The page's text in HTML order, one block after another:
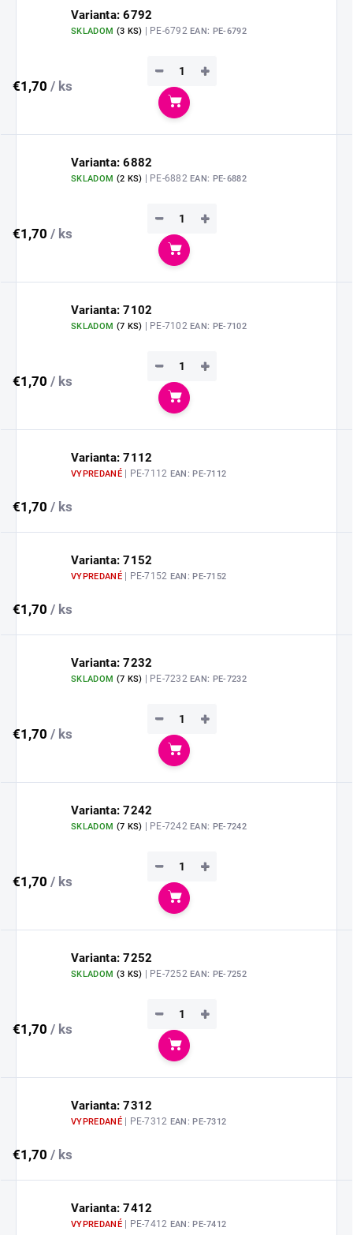
Varianta: 6792
SKLADOM (3 KS) | PE-6792EAN: PE-6792
€1,70 / ks
+
−
Do košíka
Varianta: 6882
SKLADOM (2 KS) | PE-6882EAN: PE-6882
€1,70 / ks
+
−
Do košíka
Varianta: 7102
SKLADOM (7 KS) | PE-7102EAN: PE-7102
€1,70 / ks
+
−
Do košíka
Varianta: 7112
VYPREDANÉ | PE-7112 EAN: PE-7112
€1,70 / ks
Varianta: 7152
VYPREDANÉ | PE-7152 EAN: PE-7152
€1,70 / ks
Varianta: 7232
SKLADOM (7 KS) | PE-7232EAN: PE-7232
€1,70 / ks
+
−
Do košíka
Varianta: 7242
SKLADOM (7 KS) | PE-7242EAN: PE-7242
€1,70 / ks
+
−
Do košíka
Varianta: 7252
SKLADOM (3 KS) | PE-7252EAN: PE-7252
€1,70 / ks
+
−
Do košíka
Varianta: 7312
VYPREDANÉ | PE-7312 EAN: PE-7312
€1,70 / ks
Varianta: 7412
VYPREDANÉ | PE-7412 EAN: PE-7412